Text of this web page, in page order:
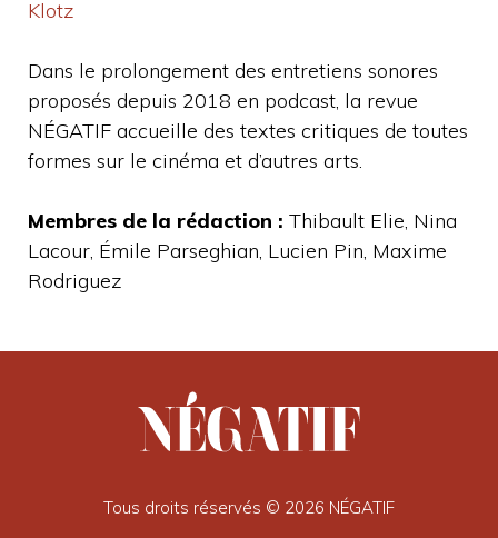
Klotz
Dans le prolongement des entretiens sonores
proposés depuis 2018 en podcast, la revue
NÉGATIF accueille des textes critiques de toutes
formes sur le cinéma et d’autres arts.
Membres de la rédaction : Thibault Elie, Nina
Lacour, Émile Parseghian, Lucien Pin, Maxime
Rodriguez
Tous droits réservés © 2026 NÉGATIF